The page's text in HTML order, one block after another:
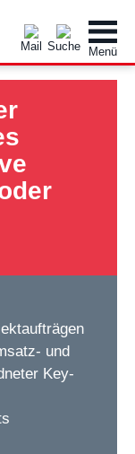
und
Key-